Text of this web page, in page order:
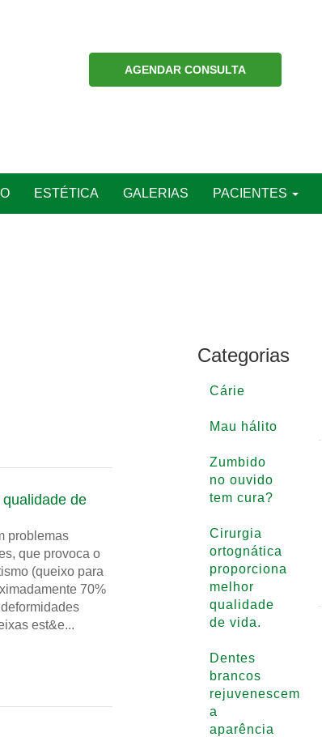
AGENDAR CONSULTA
ESTÉTICA GALERIAS PACIENTES
de
problemas
que provoca o
(queixo para
70%
est&e...
Categorias
Cárie
Mau hálito
Zumbido
no ouvido
tem cura?
Cirurgia
ortognática
proporciona
melhor
qualidade
de vida.
Dentes
brancos
rejuvenescem
a
aparência